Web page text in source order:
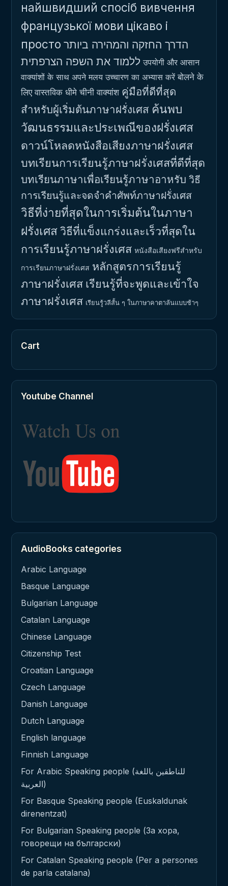
найшвидший спосіб вивчення
французької мови цікаво і
просто הדרך החזקה והמהירה ביותר
ללמוד את השפה הצרפתית उपयोगी और आसान
वाक्यांशों के साथ अपने मलय उच्चारण का अभ्यास करें बोलने के
लिए वास्तविक धीमे चीनी वाक्यांश คู่มือที่ดีที่สุด
สำหรับผู้เริ่มต้นภาษาฝรั่งเศส ค้นพบ
วัฒนธรรมและประเพณีของฝรั่งเศส
ดาวน์โหลดหนังสือเสียงภาษาฝรั่งเศส
บทเรียนการเรียนรู้ภาษาฝรั่งเศสที่ดีที่สุด
บทเรียนภาษาเพื่อเรียนรู้ภาษาอาหรับ วิธี
การเรียนรู้และจดจำคำศัพท์ภาษาฝรั่งเศส
วิธีที่ง่ายที่สุดในการเริ่มต้นในภาษา
ฝรั่งเศสวิธีที่แข็งแกร่งและเร็วที่สุดใน
การเรียนรู้ภาษาฝรั่งเศส หนังสือเสียงฟรีสำหรับ
การเรียนภาษาฝรั่งเศส หลักสูตรการเรียนรู้
ภาษาฝรั่งเศส เรียนรู้ที่จะพูดและเข้าใจ
ภาษาฝรั่งเศส เรียนรู้วลีสั้น ๆ ในภาษาคาตาลันแบบช้าๆ
Cart
Youtube Channel
AudioBooks categories
Arabic Language
Basque Language
Bulgarian Language
Catalan Language
Chinese Language
Citizenship Test
Croatian Language
Czech Language
Danish Language
Dutch Language
English language
Finnish Language
For Arabic Speaking people (للناطقين باللغة
العربية)
For Basque Speaking people (Euskaldunak
direnentzat)
For Bulgarian Speaking people (За хора,
говорещи на български)
For Catalan Speaking people (Per a persones
de parla catalana)